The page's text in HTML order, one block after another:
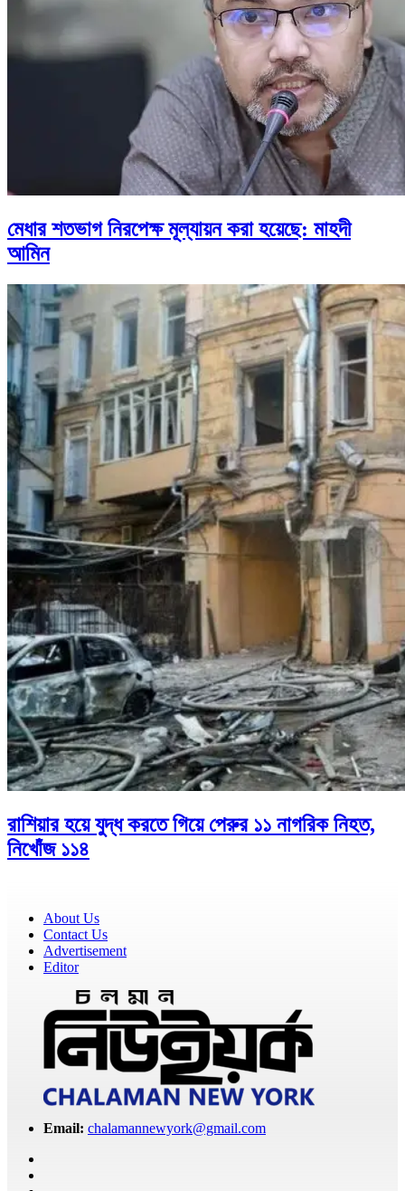
মেধার শতভাগ নিরপেক্ষ মূল্যায়ন করা হয়েছে: মাহদী
আমিন
রাশিয়ার হয়ে যুদ্ধ করতে গিয়ে পেরুর ১১ নাগরিক নিহত,
নিখোঁজ ১১৪
About Us
Contact Us
Advertisement
Editor
Email: chalamannewyork@gmail.com